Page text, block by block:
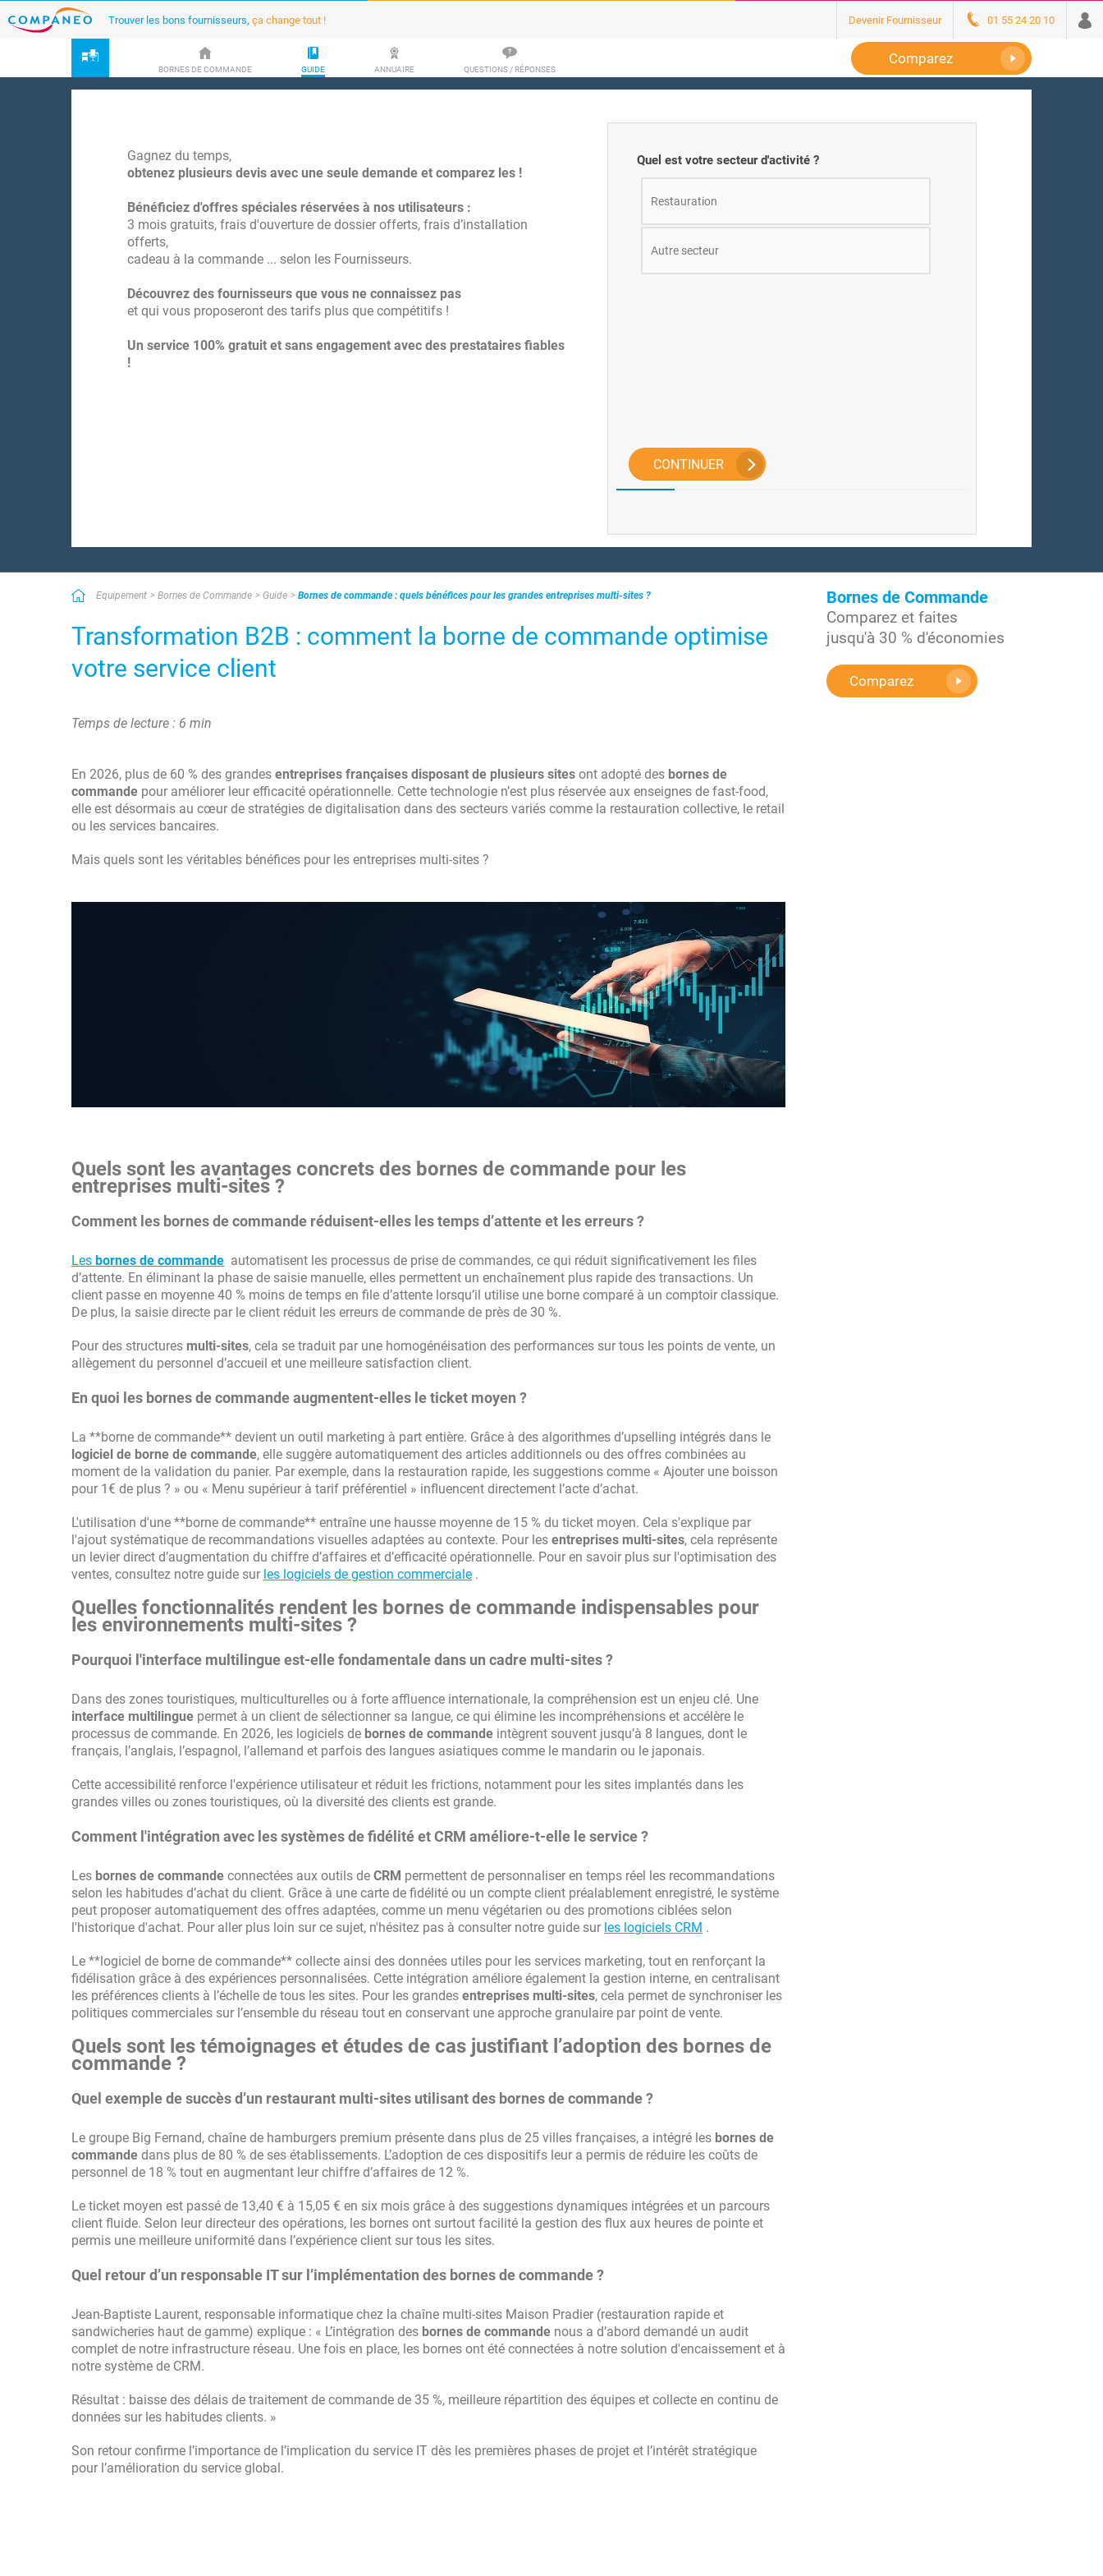
Trouver les bons fournisseurs, ça change tout ! Devenir Fournisseur 01 55 24 20 10
BORNES DE COMMANDE GUIDE ANNUAIRE QUESTIONS / RÉPONSES
Comparez
Gagnez du temps,
obtenez plusieurs devis avec une seule demande et comparez les !
Bénéficiez d'offres spéciales réservées à nos utilisateurs :
3 mois gratuits, frais d'ouverture de dossier offerts, frais d’installation
offerts,
cadeau à la commande ... selon les Fournisseurs.
Découvrez des fournisseurs que vous ne connaissez pas
et qui vous proposeront des tarifs plus que compétitifs !
Un service 100% gratuit et sans engagement avec des prestataires fiables
!
Quel est votre secteur d'activité ?
Restauration
Autre secteur
CONTINUER
Equipement Bornes de Commande Guide Bornes de commande : quels bénéfices pour les grandes entreprises multi-sites ?
Transformation B2B : comment la borne de commande optimise
votre service client
Temps de lecture : 6 min
En 2026, plus de 60 % des grandes entreprises françaises disposant de plusieurs sites ont adopté des bornes de
commande pour améliorer leur efficacité opérationnelle. Cette technologie n’est plus réservée aux enseignes de fast-food,
elle est désormais au cœur de stratégies de digitalisation dans des secteurs variés comme la restauration collective, le retail
ou les services bancaires.
Mais quels sont les véritables bénéfices pour les entreprises multi-sites ?
Quels sont les avantages concrets des bornes de commande pour les
entreprises multi-sites ?
Comment les bornes de commande réduisent-elles les temps d’attente et les erreurs ?
Les bornes de commande automatisent les processus de prise de commandes, ce qui réduit significativement les files
d’attente. En éliminant la phase de saisie manuelle, elles permettent un enchaînement plus rapide des transactions. Un
client passe en moyenne 40 % moins de temps en file d’attente lorsqu’il utilise une borne comparé à un comptoir classique.
De plus, la saisie directe par le client réduit les erreurs de commande de près de 30 %.
Pour des structures multi-sites, cela se traduit par une homogénéisation des performances sur tous les points de vente, un
allègement du personnel d’accueil et une meilleure satisfaction client.
En quoi les bornes de commande augmentent-elles le ticket moyen ?
La **borne de commande** devient un outil marketing à part entière. Grâce à des algorithmes d’upselling intégrés dans le
logiciel de borne de commande, elle suggère automatiquement des articles additionnels ou des offres combinées au
moment de la validation du panier. Par exemple, dans la restauration rapide, les suggestions comme « Ajouter une boisson
pour 1€ de plus ? » ou « Menu supérieur à tarif préférentiel » influencent directement l’acte d’achat.
L'utilisation d'une **borne de commande** entraîne une hausse moyenne de 15 % du ticket moyen. Cela s'explique par
l'ajout systématique de recommandations visuelles adaptées au contexte. Pour les entreprises multi-sites, cela représente
un levier direct d’augmentation du chiffre d’affaires et d’efficacité opérationnelle. Pour en savoir plus sur l'optimisation des
ventes, consultez notre guide sur les logiciels de gestion commerciale .
Quelles fonctionnalités rendent les bornes de commande indispensables pour
les environnements multi-sites ?
Pourquoi l'interface multilingue est-elle fondamentale dans un cadre multi-sites ?
Dans des zones touristiques, multiculturelles ou à forte affluence internationale, la compréhension est un enjeu clé. Une
interface multilingue permet à un client de sélectionner sa langue, ce qui élimine les incompréhensions et accélère le
processus de commande. En 2026, les logiciels de bornes de commande intègrent souvent jusqu’à 8 langues, dont le
français, l’anglais, l’espagnol, l’allemand et parfois des langues asiatiques comme le mandarin ou le japonais.
Cette accessibilité renforce l'expérience utilisateur et réduit les frictions, notamment pour les sites implantés dans les
grandes villes ou zones touristiques, où la diversité des clients est grande.
Comment l'intégration avec les systèmes de fidélité et CRM améliore-t-elle le service ?
Les bornes de commande connectées aux outils de CRM permettent de personnaliser en temps réel les recommandations
selon les habitudes d’achat du client. Grâce à une carte de fidélité ou un compte client préalablement enregistré, le système
peut proposer automatiquement des offres adaptées, comme un menu végétarien ou des promotions ciblées selon
l'historique d'achat. Pour aller plus loin sur ce sujet, n'hésitez pas à consulter notre guide sur les logiciels CRM .
Le **logiciel de borne de commande** collecte ainsi des données utiles pour les services marketing, tout en renforçant la
fidélisation grâce à des expériences personnalisées. Cette intégration améliore également la gestion interne, en centralisant
les préférences clients à l’échelle de tous les sites. Pour les grandes entreprises multi-sites, cela permet de synchroniser les
politiques commerciales sur l’ensemble du réseau tout en conservant une approche granulaire par point de vente.
Quels sont les témoignages et études de cas justifiant l’adoption des bornes de
commande ?
Quel exemple de succès d’un restaurant multi-sites utilisant des bornes de commande ?
Le groupe Big Fernand, chaîne de hamburgers premium présente dans plus de 25 villes françaises, a intégré les bornes de
commande dans plus de 80 % de ses établissements. L’adoption de ces dispositifs leur a permis de réduire les coûts de
personnel de 18 % tout en augmentant leur chiffre d’affaires de 12 %.
Le ticket moyen est passé de 13,40 € à 15,05 € en six mois grâce à des suggestions dynamiques intégrées et un parcours
client fluide. Selon leur directeur des opérations, les bornes ont surtout facilité la gestion des flux aux heures de pointe et
permis une meilleure uniformité dans l’expérience client sur tous les sites.
Quel retour d’un responsable IT sur l’implémentation des bornes de commande ?
Jean-Baptiste Laurent, responsable informatique chez la chaîne multi-sites Maison Pradier (restauration rapide et
sandwicheries haut de gamme) explique : « L’intégration des bornes de commande nous a d’abord demandé un audit
complet de notre infrastructure réseau. Une fois en place, les bornes ont été connectées à notre solution d'encaissement et à
notre système de CRM.
Résultat : baisse des délais de traitement de commande de 35 %, meilleure répartition des équipes et collecte en continu de
données sur les habitudes clients. »
Son retour confirme l’importance de l’implication du service IT dès les premières phases de projet et l’intérêt stratégique
pour l’amélioration du service global.
Bornes de Commande
Comparez et faites
jusqu'à 30 % d'économies
Comparez